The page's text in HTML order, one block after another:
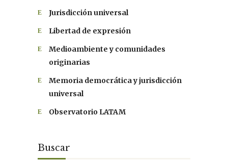
Jurisdicción universal
Libertad de expresión
Medioambiente y comunidades
originarias
Memoria democrática y jurisdicción
universal
Observatorio LATAM
Buscar